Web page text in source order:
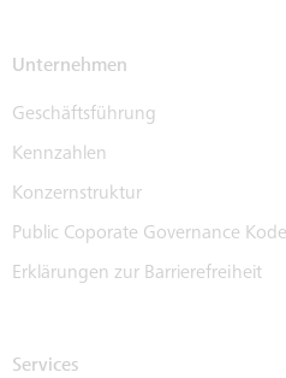
Unternehmen
Geschäftsführung
Kennzahlen
Konzernstruktur
Public Coporate Governance
Erklärungen zur Barrierefreiheit
Services